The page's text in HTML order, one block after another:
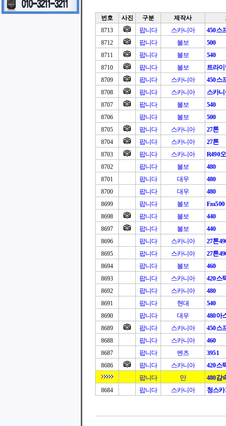
번호 사진 구분 제작사
8713
팝니다 스카니아 450스
8712
팝니다 볼보 500
8711
팝니다 볼보 540
8710
팝니다 볼보 트라이
8709
팝니다 스카니아 450스
8708
팝니다 스카니아 스카니
8707
팝니다 볼보 540
8706
팝니다 볼보 500
8705
팝니다 스카니아 27톤
8704
팝니다 스카니아 27톤
8703
팝니다 스카니아 R490
8702
팝니다 볼보 480
8701
팝니다 대우 480
8700
팝니다 대우 480
8699
팝니다 볼보 Fm500
8698
팝니다 볼보 440
8697
팝니다 볼보 440
8696
팝니다 스카니아 27톤
8695
팝니다 스카니아 27톤
8694
팝니다 볼보 460
8693
팝니다 스카니아 420스
8692
팝니다 스카니아 480
8691
팝니다 현대 540
8690
팝니다 대우 480아
8689
팝니다 스카니아 450스
8688
팝니다 스카니아 460
8687
팝니다 벤츠 3951
8686
팝니다 스카니아 420스
팝니다 만 480감
8684
팝니다 스카니아 청스카